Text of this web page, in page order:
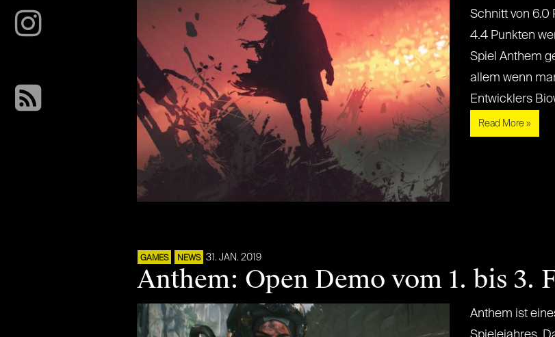
Schnitt von 6.0
4.4 Punkten
Spiel Anthem
allem wenn
Entwicklers
Read More »
GAMES NEWS 31. JAN. 2019
Anthem: Open Demo vom 1. bis 3.
Anthem ist